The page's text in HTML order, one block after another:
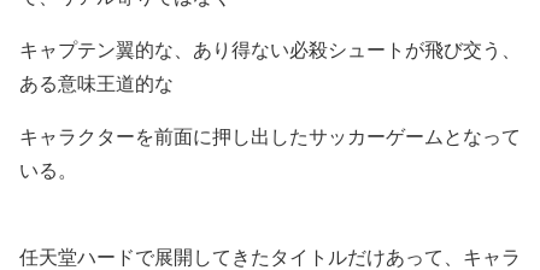
キャプテン翼的な、あり得ない必殺シュートが飛び交う、
ある意味王道的な
キャラクターを前面に押し出したサッカーゲームとなって
いる。
任天堂ハードで展開してきたタイトルだけあって、キャラ